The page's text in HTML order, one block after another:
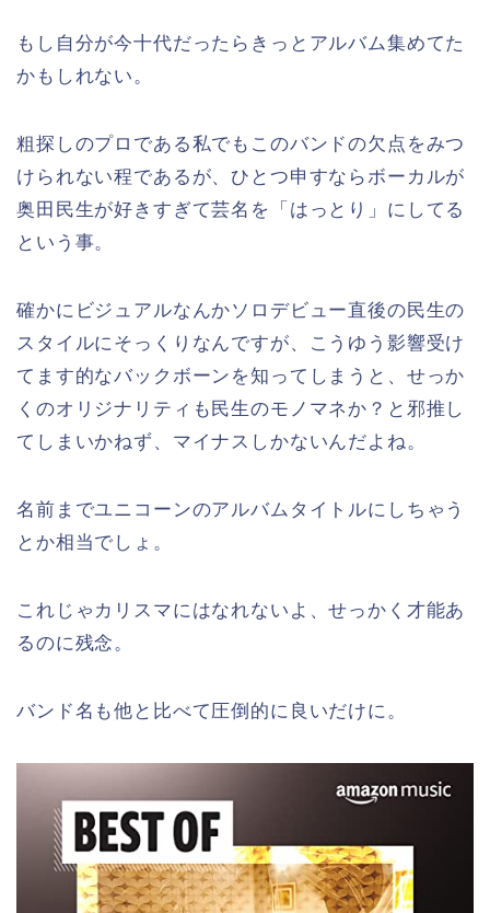
もし自分が今十代だったらきっとアルバム集めてた
かもしれない。
粗探しのプロである私でもこのバンドの欠点をみつ
けられない程であるが、ひとつ申すならボーカルが
奥田民生が好きすぎて芸名を「はっとり」にしてる
という事。
確かにビジュアルなんかソロデビュー直後の民生の
スタイルにそっくりなんですが、こうゆう影響受け
てます的なバックボーンを知ってしまうと、せっか
くのオリジナリティも民生のモノマネか？と邪推し
てしまいかねず、マイナスしかないんだよね。
名前までユニコーンのアルバムタイトルにしちゃう
とか相当でしょ。
これじゃカリスマにはなれないよ、せっかく才能あ
るのに残念。
バンド名も他と比べて圧倒的に良いだけに。